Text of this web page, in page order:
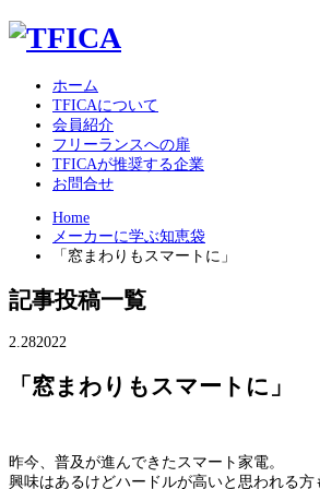
ホーム
TFICAについて
会員紹介
フリーランスへの扉
TFICAが推奨する企業
お問合せ
Home
メーカーに学ぶ知恵袋
「窓まわりもスマートに」
記事投稿一覧
2.282022
「窓まわりもスマートに」
昨今、普及が進んできたスマート家電。
興味はあるけどハードルが⾼いと思われる